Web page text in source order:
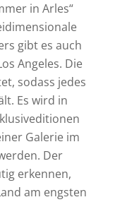
in Arles“
gibt es auch
Angeles. Die
sodass jedes
Es wird in
Galerie im
Der
erkennen,
am engsten